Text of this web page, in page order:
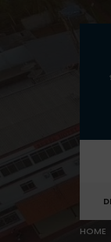
HOME